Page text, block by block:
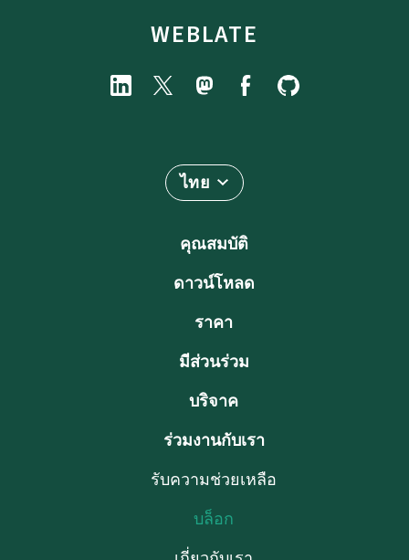
WEBLATE
ไทย
คุณสมบัติ
ดาวน์โหลด
ราคา
มีส่วนร่วม
บริจาค
ร่วมงานกับเรา
รับความช่วยเหลือ
บล็อก